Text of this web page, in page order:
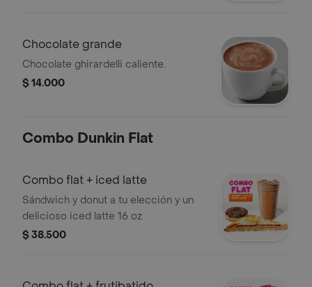
Chocolate grande
Chocolate ghirardelli caliente.
$ 14.000
Combo Dunkin Flat
Combo flat + iced latte
Sándwich y donut a tu elección y un
delicioso iced latte 16 oz
$ 38.500